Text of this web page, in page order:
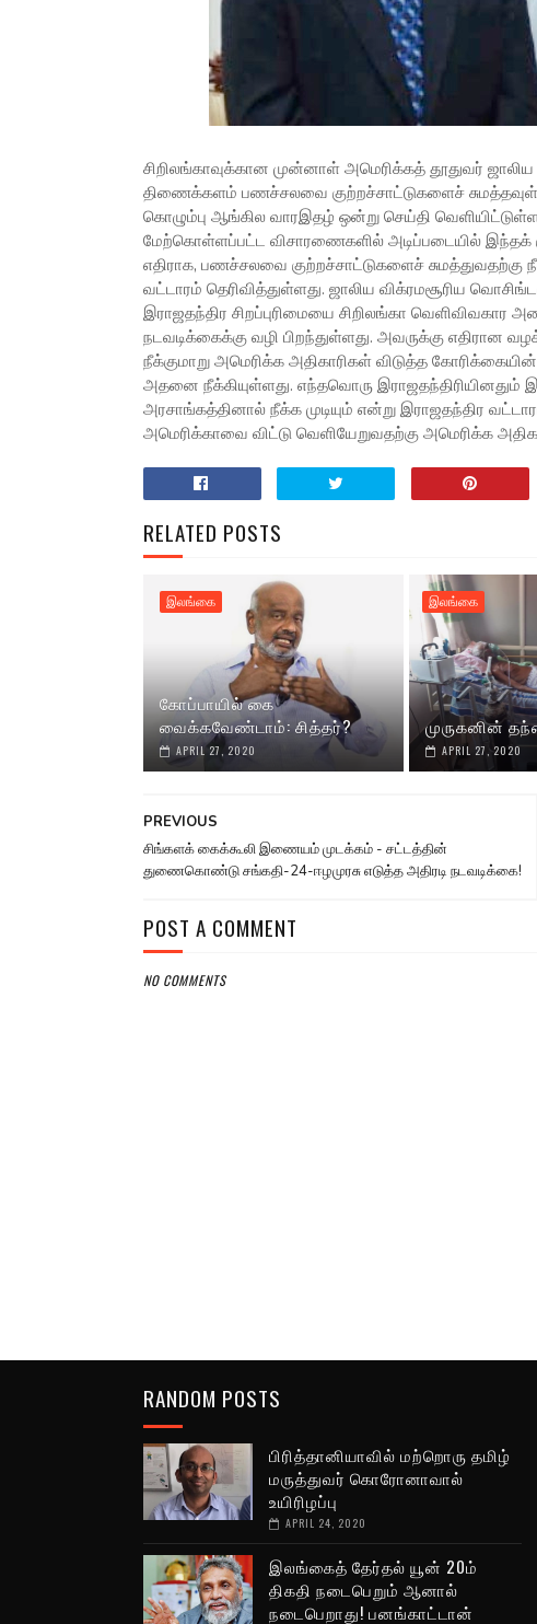
சிறிலங்காவுக்கான முன்னாள் அமெரிக்கத் தூதுவர் ஜாலிய
திணைக்களம் பணச்சலவை குற்றச்சாட்டுகளைச்
கொழும்பு ஆங்கில வாரஇதழ் ஒன்று செய்தி
மேற்கொள்ளப்பட்ட விசாரணைகளில் அடிப்படையில் இந்தக்
எதிராக, பணச்சலவை குற்றச்சாட்டுகளைச் சுமத்துவதற்கு
வட்டாரம் தெரிவித்துள்ளது. ஜாலிய விக்ரமசூரிய
இராஜதந்திர சிறப்புரிமையை சிறிலங்கா
நடவடிக்கைக்கு வழி பிறந்துள்ளது. அவருக்கு எதிரான
நீக்குமாறு அமெரிக்க அதிகாரிகள் விடுத்த
அதனை நீக்கியுள்ளது. எந்தவொரு இராஜதந்திரியினதும்
அரசாங்கத்தினால் நீக்க முடியும் என்று இராஜதந்திர
அமெரிக்காவை விட்டு வெளியேறுவதற்கு அமெரிக்க
RELATED POSTS
இலங்கை
கோப்பாயில் கை
வைக்கவேண்டாம்: சித்தர்?
APRIL 27, 2020
இலங்கை
முருகனின்
APRIL 27, 2020
PREVIOUS
சிங்களக் கைக்கூலி இணையம் முடக்கம் - சட்டத்தின்
துணைகொண்டு சங்கதி-24-ஈழமுரசு எடுத்த அதிரடி நடவடிக்கை!
POST A COMMENT
NO COMMENTS
RANDOM POSTS
பிரித்தானியாவில் மற்றொரு தமிழ்
மருத்துவர் கொரோனாவால்
உயிரிழப்பு
APRIL 24, 2020
இலங்கைத் தேர்தல் யூன் 20ம்
திகதி நடைபெறும் ஆனால்
நடைபெறாது! பனங்காட்டான்